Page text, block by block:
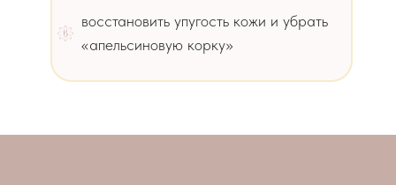
восстановить упугость кожи и убрать
«апельсиновую корку»